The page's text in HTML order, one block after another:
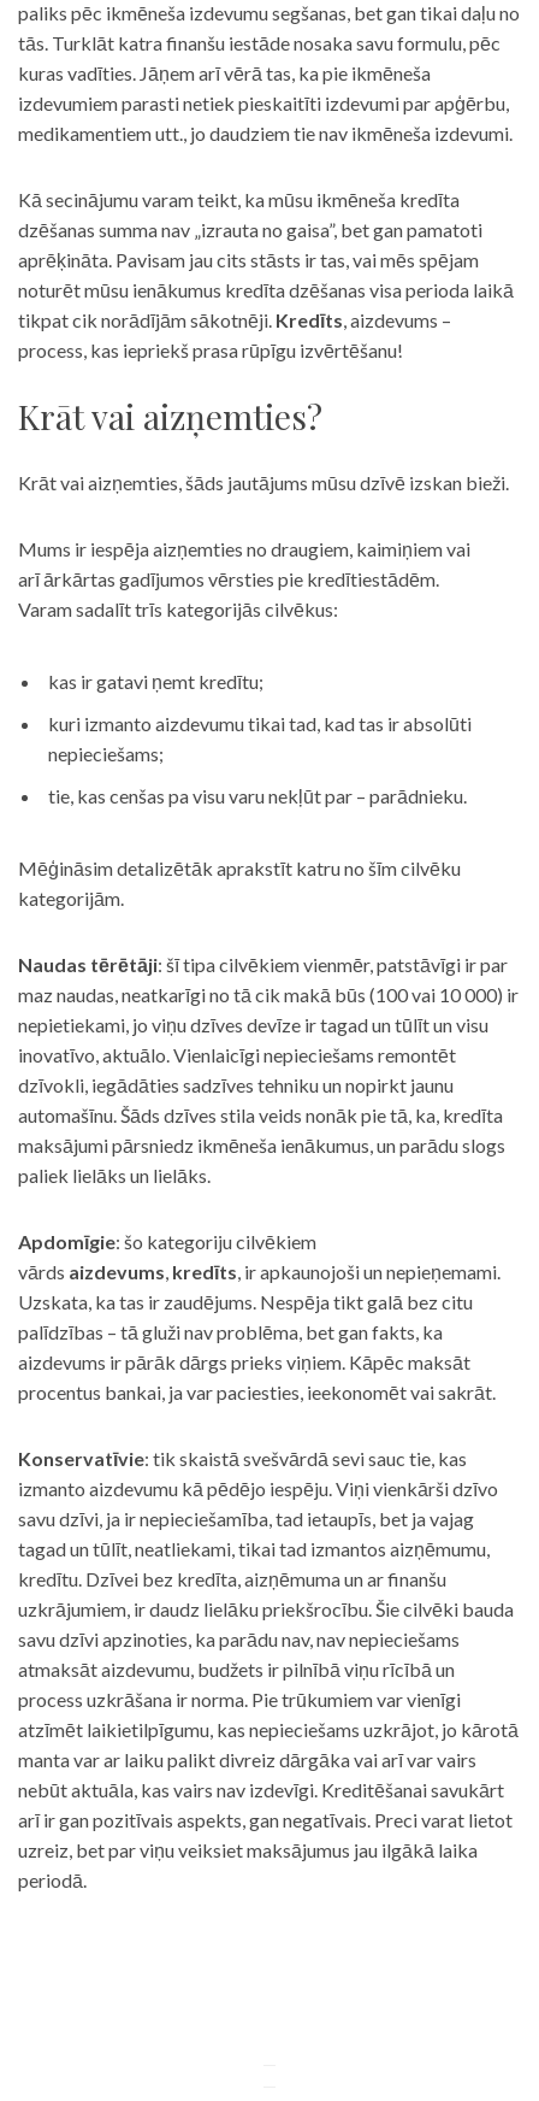
paliks pēc ikmēneša izdevumu segšanas, bet gan tikai daļu no
tās. Turklāt katra finanšu iestāde nosaka savu formulu, pēc
kuras vadīties. Jāņem arī vērā tas, ka pie ikmēneša
izdevumiem parasti netiek pieskaitīti izdevumi par apģērbu,
medikamentiem utt., jo daudziem tie nav ikmēneša izdevumi.
Kā secinājumu varam teikt, ka mūsu ikmēneša kredīta
dzēšanas summa nav „izrauta no gaisa”, bet gan pamatoti
aprēķināta. Pavisam jau cits stāsts ir tas, vai mēs spējam
noturēt mūsu ienākumus kredīta dzēšanas visa perioda laikā
tikpat cik norādījām sākotnēji. Kredīts, aizdevums –
process, kas iepriekš prasa rūpīgu izvērtēšanu!
Krāt vai aizņemties?
Krāt vai aizņemties, šāds jautājums mūsu dzīvē izskan bieži.
Mums ir iespēja aizņemties no draugiem, kaimiņiem vai
arī ārkārtas gadījumos vērsties pie kredītiestādēm.
Varam sadalīt trīs kategorijās cilvēkus:
kas ir gatavi ņemt kredītu;
kuri izmanto aizdevumu tikai tad, kad tas ir absolūti
nepieciešams;
tie, kas cenšas pa visu varu nekļūt par – parādnieku.
Mēģināsim detalizētāk aprakstīt katru no šīm cilvēku
kategorijām.
Naudas tērētāji: šī tipa cilvēkiem vienmēr, patstāvīgi ir par
maz naudas, neatkarīgi no tā cik makā būs (100 vai 10 000) ir
nepietiekami, jo viņu dzīves devīze ir tagad un tūlīt un visu
inovatīvo, aktuālo. Vienlaicīgi nepieciešams remontēt
dzīvokli, iegādāties sadzīves tehniku un nopirkt jaunu
automašīnu. Šāds dzīves stila veids nonāk pie tā, ka, kredīta
maksājumi pārsniedz ikmēneša ienākumus, un parādu slogs
paliek lielāks un lielāks.
Apdomīgie: šo kategoriju cilvēkiem
vārds aizdevums, kredīts, ir apkaunojoši un nepieņemami.
Uzskata, ka tas ir zaudējums. Nespēja tikt galā bez citu
palīdzības – tā gluži nav problēma, bet gan fakts, ka
aizdevums ir pārāk dārgs prieks viņiem. Kāpēc maksāt
procentus bankai, ja var paciesties, ieekonomēt vai sakrāt.
Konservatīvie: tik skaistā svešvārdā sevi sauc tie, kas
izmanto aizdevumu kā pēdējo iespēju. Viņi vienkārši dzīvo
savu dzīvi, ja ir nepieciešamība, tad ietaupīs, bet ja vajag
tagad un tūlīt, neatliekami, tikai tad izmantos aizņēmumu,
kredītu. Dzīvei bez kredīta, aizņēmuma un ar finanšu
uzkrājumiem, ir daudz lielāku priekšrocību. Šie cilvēki bauda
savu dzīvi apzinoties, ka parādu nav, nav nepieciešams
atmaksāt aizdevumu, budžets ir pilnībā viņu rīcībā un
process uzkrāšana ir norma. Pie trūkumiem var vienīgi
atzīmēt laikietilpīgumu, kas nepieciešams uzkrājot, jo kārotā
manta var ar laiku palikt divreiz dārgāka vai arī var vairs
nebūt aktuāla, kas vairs nav izdevīgi. Kreditēšanai savukārt
arī ir gan pozitīvais aspekts, gan negatīvais. Preci varat lietot
uzreiz, bet par viņu veiksiet maksājumus jau ilgākā laika
periodā.